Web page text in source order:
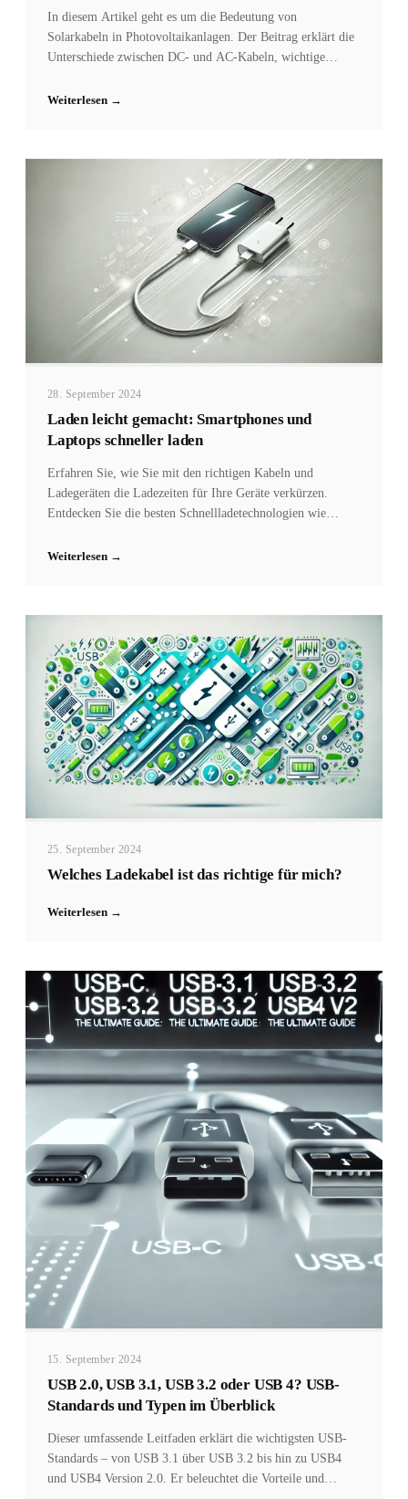
In diesem Artikel geht es um die Bedeutung von
Solarkabeln in Photovoltaikanlagen. Der Beitrag erklärt die
Unterschiede zwischen DC- und AC-Kabeln, wichtige
Tipps zur Auswahl des richtigen Kabelquerschnitts, um
Kabel werden angesprochen. Mit diesen Informationen
optimieren Sie die Effizienz, Sicherheit und Langlebigkeit
Weiterlesen →
28. September 2024
Laden leicht gemacht: Smartphones und
Laptops schneller laden
Erfahren Sie, wie Sie mit den richtigen Kabeln und
Ladegeräten die Ladezeiten für Ihre Geräte verkürzen.
Entdecken Sie die besten Schnellladetechnologien wie
sicher und effizient – egal ob Smartphone, Tablet oder
Weiterlesen →
25. September 2024
Welches Ladekabel ist das richtige für mich?
Weiterlesen →
15. September 2024
USB 2.0, USB 3.1, USB 3.2 oder USB 4? USB-
Standards und Typen im Überblick
Dieser umfassende Leitfaden erklärt die wichtigsten USB-
Standards – von USB 3.1 über USB 3.2 bis hin zu USB4
und USB4 Version 2.0. Er beleuchtet die Vorteile und